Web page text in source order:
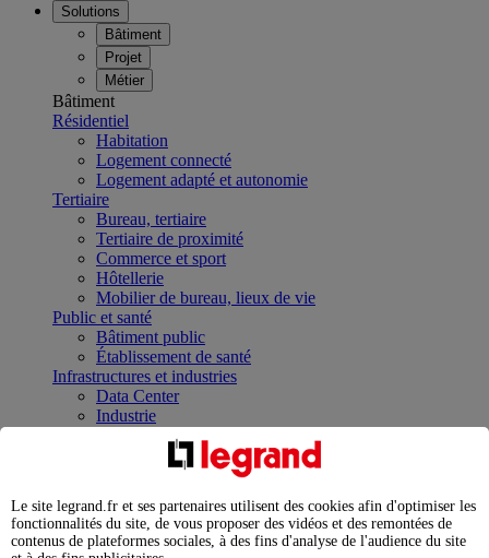
Solutions
Bâtiment
Projet
Métier
Bâtiment
Résidentiel
Habitation
Logement connecté
Logement adapté et autonomie
Tertiaire
Bureau, tertiaire
Tertiaire de proximité
Commerce et sport
Hôtellerie
Mobilier de bureau, lieux de vie
Public et santé
Bâtiment public
Établissement de santé
Infrastructures et industries
Data Center
Industrie
Infrastructures
Contrôler et planifier le fonctionnement des appareils
Répartir et optimiser son tableau électrique
Legrand Data Center Solutions : concentrer les
expertises au service de vos performances
Le site legrand.fr et ses partenaires utilisent des cookies afin d'optimiser les
fonctionnalités du site, de vous proposer des vidéos et des remontées de
contenus de plateformes sociales, à des fins d'analyse de l'audience du site